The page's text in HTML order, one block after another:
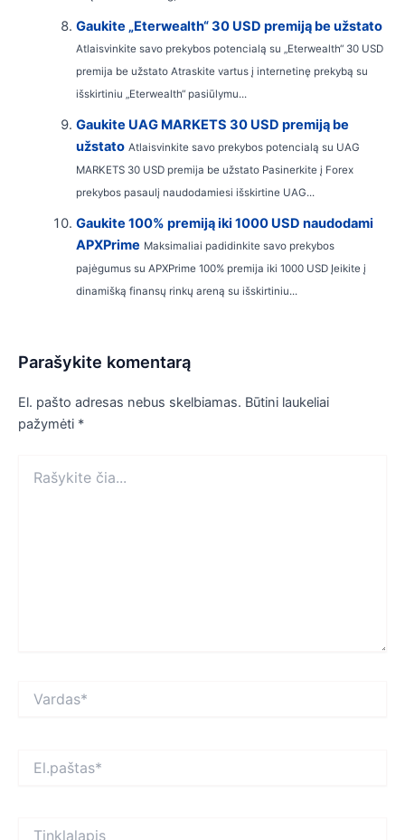
Gaukite „Eterwealth“ 30 USD premiją be užstato
Atlaisvinkite savo prekybos potencialą su „Eterwealth“ 30 USD
premija be užstato Atraskite vartus į internetinę prekybą su
išskirtiniu „Eterwealth“ pasiūlymu...
Gaukite UAG MARKETS 30 USD premiją be
užstato Atlaisvinkite savo prekybos potencialą su UAG
MARKETS 30 USD premija be užstato Pasinerkite į Forex
prekybos pasaulį naudodamiesi išskirtine UAG...
Gaukite 100% premiją iki 1000 USD naudodami
APXPrime Maksimaliai padidinkite savo prekybos
pajėgumus su APXPrime 100% premija iki 1000 USD Įeikite į
dinamišką finansų rinkų areną su išskirtiniu...
Parašykite komentarą
El. pašto adresas nebus skelbiamas. Būtini laukeliai
pažymėti *
čia...